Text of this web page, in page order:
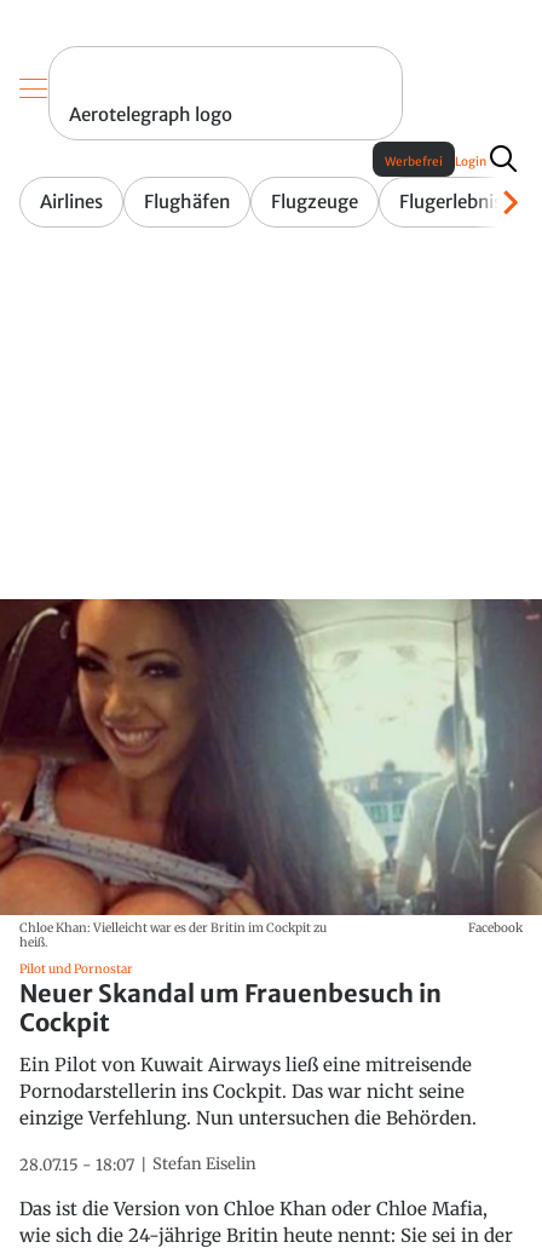
Aerotelegraph logo
Airlines Flughäfen Flugzeuge Flugerlebnis
Werbefrei Login
Chloe Khan: Vielleicht war es der Britin im Cockpit zu
heiß.
Facebook
Pilot und Pornostar
Neuer Skandal um Frauenbesuch in
Cockpit
Ein Pilot von Kuwait Airways ließ eine mitreisende
Pornodarstellerin ins Cockpit. Das war nicht seine
einzige Verfehlung. Nun untersuchen die Behörden.
28.07.15 - 18:07 Stefan Eiselin
Das ist die Version von Chloe Khan oder Chloe Mafia,
wie sich die 24-jährige Britin heute nennt: Sie sei in der